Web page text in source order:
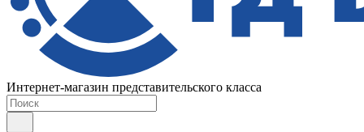
Интернет-магазин представительского класса